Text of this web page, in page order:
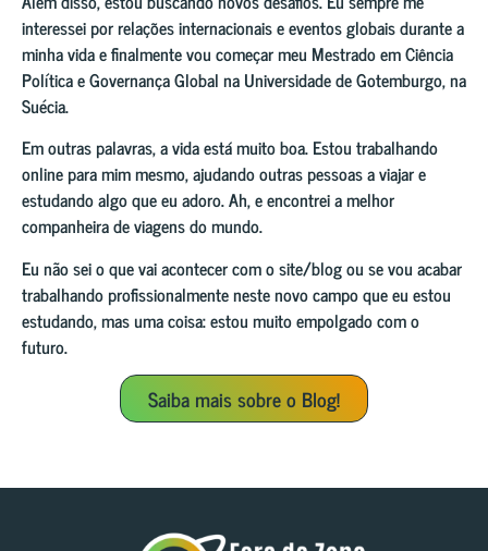
interessei por relações internacionais e eventos globais durante a
minha vida e finalmente vou começar meu Mestrado em Ciência
Política e Governança Global na Universidade de Gotemburgo, na
Suécia.
Em outras palavras, a vida está muito boa. Estou trabalhando
online para mim mesmo, ajudando outras pessoas a viajar e
estudando algo que eu adoro. Ah, e encontrei a melhor
companheira de viagens do mundo.
Eu não sei o que vai acontecer com o site/blog ou se vou acabar
trabalhando profissionalmente neste novo campo que eu estou
estudando, mas uma coisa: estou muito empolgado com o
futuro.
Saiba mais sobre o Blog!